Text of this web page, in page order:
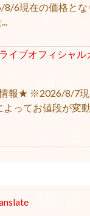
6現在の価格とな
イブオフィシャル
報★ ※2026/8/7現
よってお値段が変